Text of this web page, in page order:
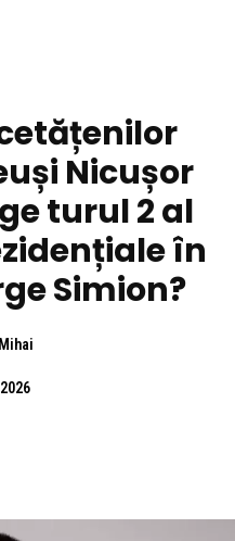
Nicușor
turul 2 al
în
Simion?